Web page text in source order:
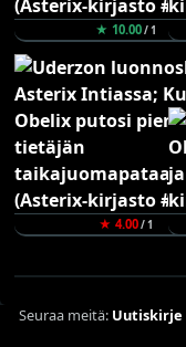
★ 10.00/ 1
★ 4.00/ 1
Seuraa meitä: Uutiskirje